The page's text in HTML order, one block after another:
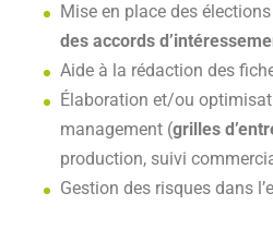
Mise en place des
des accords
Aide à la rédaction des
Élaboration et/ou
management (grilles
production, suivi
Gestion des risques dans